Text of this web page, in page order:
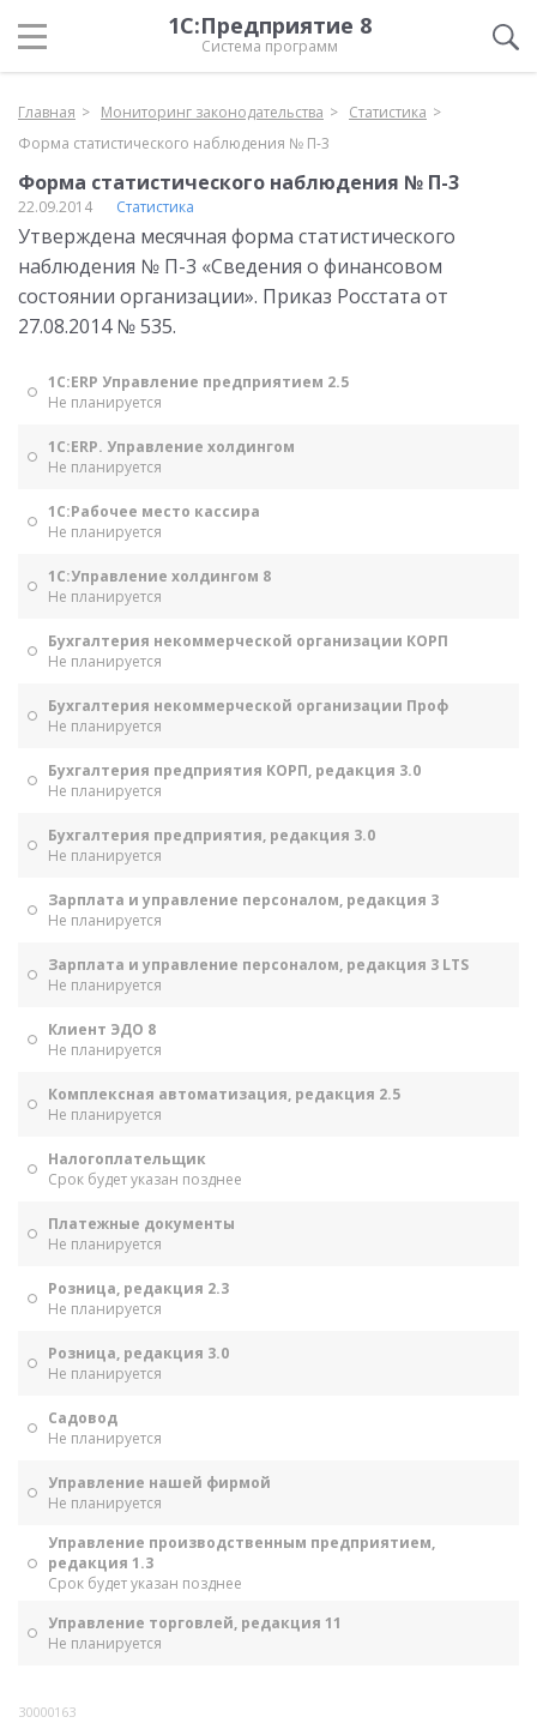
1С:Предприятие 8
Система программ
Главная Мониторинг законодательства
Статистика
Форма статистического наблюдения № П-3
Форма статистического наблюдения № П-3
22.09.2014 Статистика
Утверждена месячная форма статистического
наблюдения № П-3 «Сведения о финансовом
состоянии организации». Приказ Росстата от
27.08.2014 № 535.
1С:ERP Управление предприятием 2.5
Не планируется
1С:ERP. Управление холдингом
Не планируется
1С:Рабочее место кассира
Не планируется
1С:Управление холдингом 8
Не планируется
Бухгалтерия некоммерческой организации КОРП
Не планируется
Бухгалтерия некоммерческой организации Проф
Не планируется
Бухгалтерия предприятия КОРП, редакция 3.0
Не планируется
Бухгалтерия предприятия, редакция 3.0
Не планируется
Зарплата и управление персоналом, редакция 3
Не планируется
Зарплата и управление персоналом, редакция 3 LTS
Не планируется
Клиент ЭДО 8
Не планируется
Комплексная автоматизация, редакция 2.5
Не планируется
Налогоплательщик
Срок будет указан позднее
Платежные документы
Не планируется
Розница, редакция 2.3
Не планируется
Розница, редакция 3.0
Не планируется
Садовод
Не планируется
Управление нашей фирмой
Не планируется
Управление производственным предприятием,
редакция 1.3
Срок будет указан позднее
Управление торговлей, редакция 11
Не планируется
30000163